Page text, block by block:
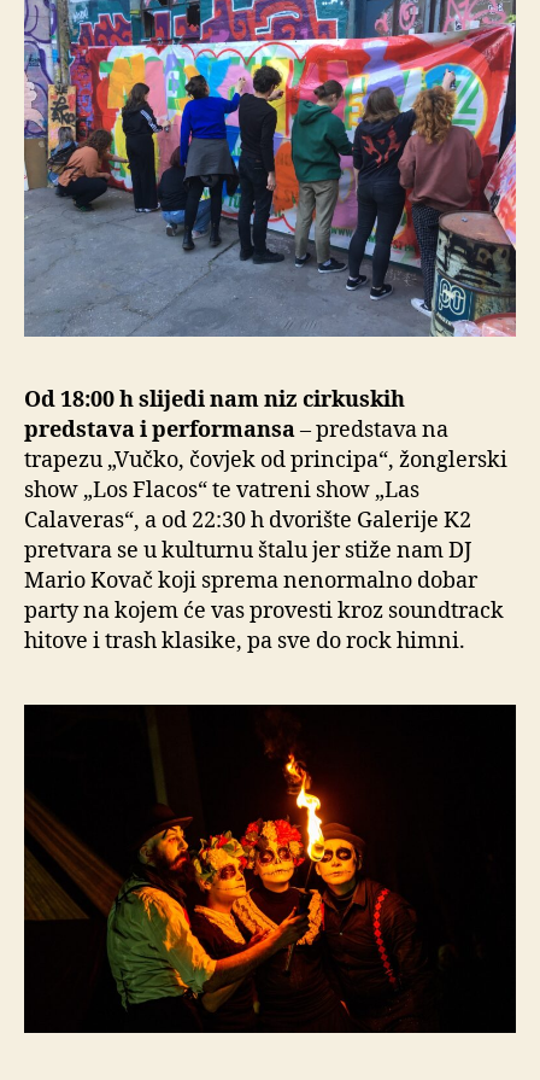
Od 18:00 h slijedi nam niz cirkuskih
predstava i performansa– predstava na
trapezu „Vučko, čovjek od principa“, žonglerski
show „Los Flacos“ te vatreni show „Las
Calaveras“, a od 22:30 h dvorište Galerije K2
pretvara se u kulturnu štalu jer stiže nam DJ
Mario Kovač koji sprema nenormalno dobar
party na kojem će vas provesti kroz soundtrack
hitove i trash klasike, pa sve do rock himni.